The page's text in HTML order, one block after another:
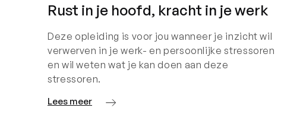
Rust in je hoofd, kracht in je werk
Deze opleiding is voor jou wanneer je inzicht wil
verwerven in je werk- en persoonlijke stressoren
en wil weten wat je kan doen aan deze
stressoren.
Lees meer